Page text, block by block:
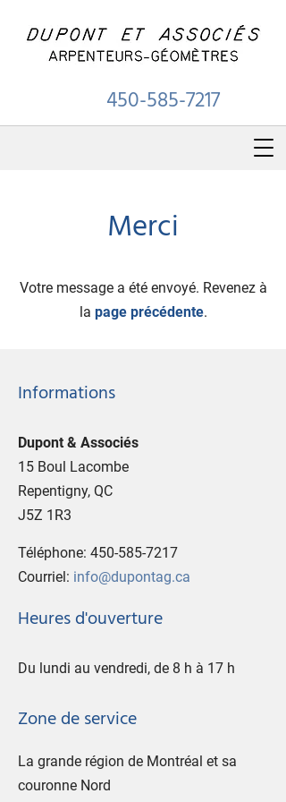
450-585-7217
Merci
Votre message a été envoyé. Revenez à
la page précédente.
Informations
Dupont & Associés
15 Boul Lacombe
Repentigny, QC
J5Z 1R3
Téléphone: 450-585-7217
Courriel: info@dupontag.ca
Heures d'ouverture
Du lundi au vendredi, de 8 h à 17 h
Zone de service
La grande région de Montréal et sa
couronne Nord